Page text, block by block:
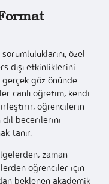
özel
dışı etkinliklerini
göz önünde
canlı öğretim, kendi
öğrencilerin
dil becerilerini
tanır.
zaman
öğrenciler için
beklenen akademik